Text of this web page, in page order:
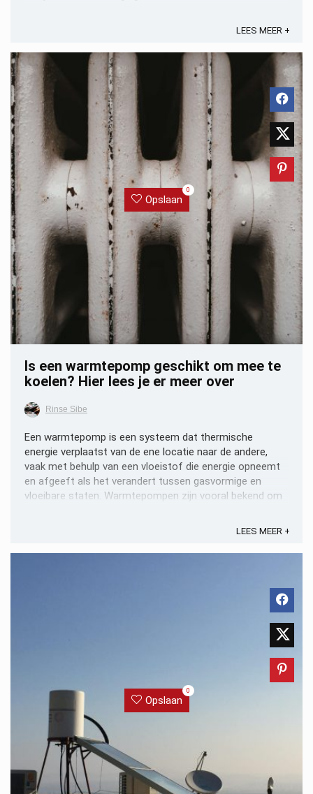
LEES MEER +
Opslaan
0
Is een warmtepomp geschikt om mee te
koelen? Hier lees je er meer over
Rinse Sibe
Een warmtepomp is een systeem dat thermische
energie verplaatst van de ene locatie naar de andere,
vaak met behulp van een vloeistof die energie opneemt
en afgeeft als het verandert tussen gasvormige en
vloeibare staten. Warmtepompen zijn vooral bekend om
LEES MEER +
Opslaan
0